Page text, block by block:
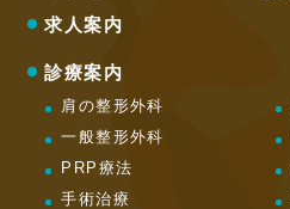
求人案内
診療案内
肩の整形外科
一般整形外科
PRP療法
手術治療